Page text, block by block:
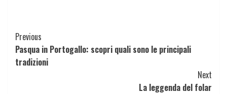
Continue
Reading
Previous
Pasqua in Portogallo: scopri quali sono le principali
tradizioni
Next
La leggenda del folar